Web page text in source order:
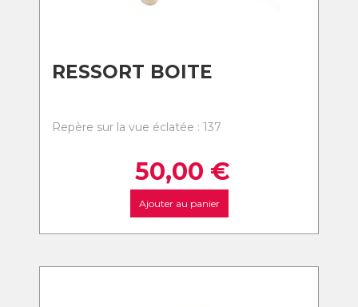
RESSORT BOITE
Repère sur la vue éclatée : 137
50,00 €
Ajouter au panier